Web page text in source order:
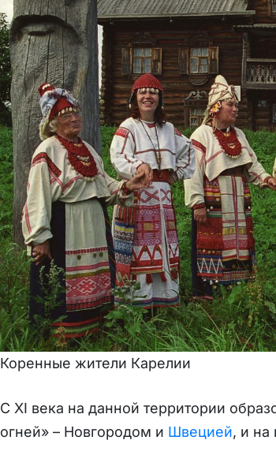
Коренные жители Карелии
С XI века на данной территории
огней» – Новгородом и Швецией, и на